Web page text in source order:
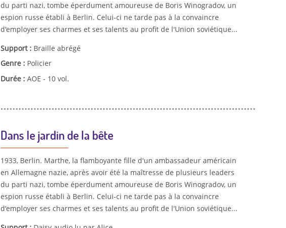
du parti nazi, tombe éperdument amoureuse de Boris Winogradov, un
espion russe établi à Berlin. Celui-ci ne tarde pas à la convaincre
d'employer ses charmes et ses talents au profit de l'Union soviétique...
Support : Braille abrégé
Genre : Policier
Durée : AOE - 10 vol.
Dans le jardin de la bête
1933, Berlin. Marthe, la flamboyante fille d'un ambassadeur américain
en Allemagne nazie, après avoir été la maîtresse de plusieurs leaders
du parti nazi, tombe éperdument amoureuse de Boris Winogradov, un
espion russe établi à Berlin. Celui-ci ne tarde pas à la convaincre
d'employer ses charmes et ses talents au profit de l'Union soviétique...